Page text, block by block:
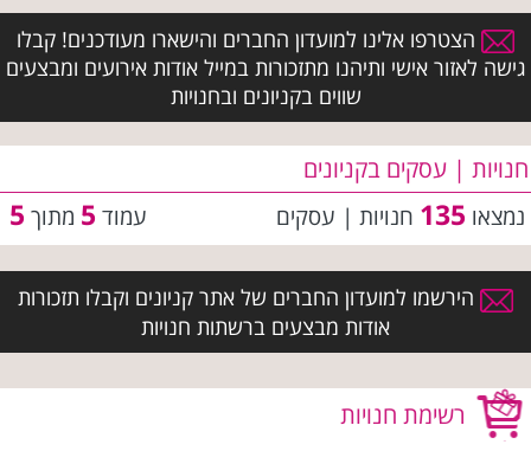
הצטרפו אלינו למועדון החברים והישארו מעודכנים! קבלו
גישה לאזור אישי ותיהנו מתזכורות במייל אודות אירועים ומבצעים
שווים בקניונים ובחנויות
חנויות | עסקים בקניונים
עמוד 5 מתוך 5 נמצאו 135 חנויות | עסקים
הירשמו למועדון החברים של אתר קניונים וקבלו תזכורות
אודות מבצעים ברשתות חנויות
רשימת חנויות